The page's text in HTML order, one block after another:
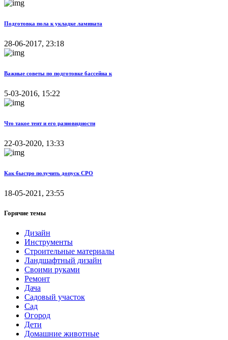
Подготовка пола к укладке ламината
28-06-2017, 23:18
Важные советы по подготовке бассейна к
5-03-2016, 15:22
Что такое тент и его разновидности
22-03-2020, 13:33
Как быстро получить допуск СРО
18-05-2021, 23:55
Горячие темы
Дизайн
Инструменты
Строительные материалы
Ландшафтный дизайн
Своими руками
Ремонт
Дача
Садовый участок
Сад
Огород
Дети
Домашние животные